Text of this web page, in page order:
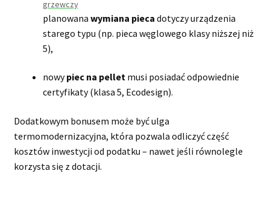
grzewczy
planowana wymiana pieca dotyczy urządzenia
starego typu (np. pieca węglowego klasy niższej niż
5),
nowypiec na pelletmusi posiadać odpowiednie
certyfikaty (klasa 5, Ecodesign).
Dodatkowym bonusem może być ulga
termomodernizacyjna, która pozwala odliczyć część
kosztów inwestycji od podatku – nawet jeśli równolegle
korzysta się z dotacji.